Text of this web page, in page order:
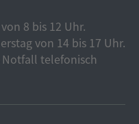
8 bis 12 Uhr.
von 14 bis 17 Uhr.
telefonisch